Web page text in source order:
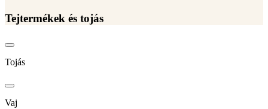
Tejtermékek és tojás
Tojás
Vaj